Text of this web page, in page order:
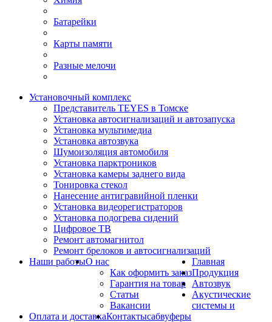
Батарейки
Карты памяти
Разные мелочи
Установочный комплекс
Представитель TEYES в Томске
Установка автосигнализаций и автозапуска
Установка мультимедиа
Установка автозвука
Шумоизоляция автомобиля
Установка парктроников
Установка камеры заднего вида
Тонировка стекол
Нанесение антигравийной пленки
Установка видеорегистраторов
Установка подогрева сидений
Цифровое ТВ
Ремонт автомагнитол
Ремонт брелоков и автосигнализаций
Наши работыО нас
Как оформить заказ
Гарантия на товар
Статьи
Вакансии
Оплата и доставкаКонтакты
Главная
Продукция
Автозвук
Акустические
системы и
сабвуферы